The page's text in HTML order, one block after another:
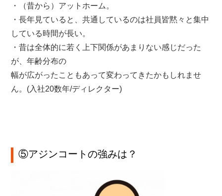
・（昔から）アットホーム。
・長年見ていると、共通しているのは社員皆黙々と集中
している時間が長い。
・昔は全体的に若く上下関係があまりない感じだった
が、年齢分布の
幅が広がったこともあって変わってきたかもしれませ
ん。(入社20数年/ディレクター)
⑤アジンコートの強みは？